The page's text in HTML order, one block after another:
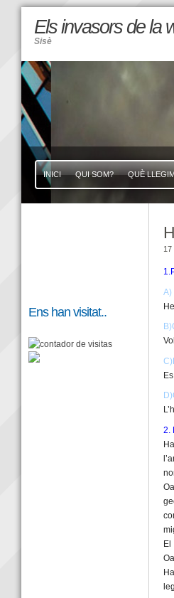
Els invasors de la
Sisè
INICI QUI SOM? QUÈ
17
A)
2.
El
Ens han visitat..